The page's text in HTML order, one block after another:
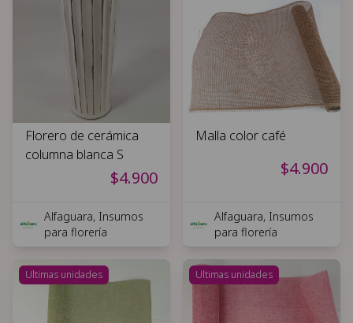
Florero de cerámica
columna blanca S
$4.900
Alfaguara, Insumos
para florería
Malla color café
$4.900
Alfaguara, Insumos
para florería
Ultimas unidades Ultimas unidades